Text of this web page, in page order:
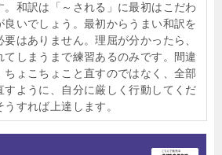
。和訳は「～される」に最初はこだわ
良いでしょう。最初からうまい和訳を
要はありません。理屈が分かったら、
てしまうまで練習あるのみです。間違
ちょこちょこと直すのではなく、全部
すように、自分に厳しく行動してくだ
うすれば上達します。